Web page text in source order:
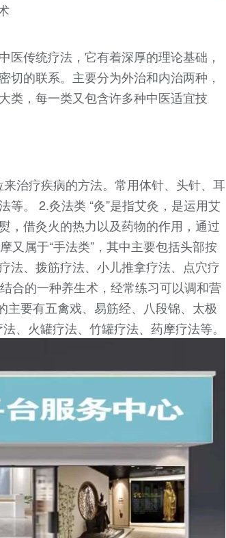
传统疗法，它有着深厚的理论基础，
的联系。主要分为外治和内治两种，
类，每一类又包含许多种中医适宜技
来治疗疾病的方法。常用体针、头针、耳
。 2.灸法类 “灸”是指艾灸，是运用艾
，借灸火的热力以及药物的作用，通过
又属于“手法类”，其中主要包括头部按
法、拨筋疗法、小儿推拿疗法、点穴疗
合的一种养生术，经常练习可以调和营
主要有五禽戏、易筋经、八段锦、太极
、火罐疗法、竹罐疗法、药摩疗法等。